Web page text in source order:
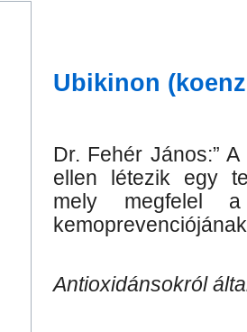
Ubikinon (
Dr. Fehér János:”
ellen létezik egy
mely megfelel a
Antioxidánsokról